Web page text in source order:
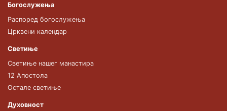
Богослужења
Распоред богослужења
Црквени календар
Светиње
Светиње нашег манастира
12 Апостола
Остале светиње
Духовност